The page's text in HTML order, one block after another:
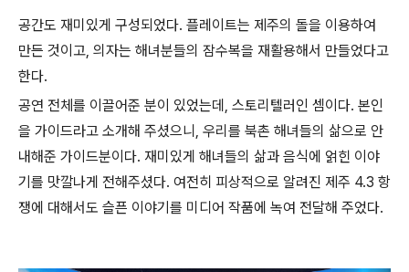
공간도 재미있게 구성되었다. 플레이트는 제주의 돌을 이용하여
만든 것이고, 의자는 해녀분들의 잠수복을 재활용해서 만들었다고
한다.
공연 전체를 이끌어준 분이 있었는데, 스토리텔러인 셈이다. 본인
을 가이드라고 소개해 주셨으니, 우리를 북촌 해녀들의 삶으로 안
내해준 가이드분이다. 재미있게 해녀들의 삶과 음식에 얽힌 이야
기를 맛깔나게 전해주셨다. 여전히 피상적으로 알려진 제주 4.3 항
쟁에 대해서도 슬픈 이야기를 미디어 작품에 녹여 전달해 주었다.